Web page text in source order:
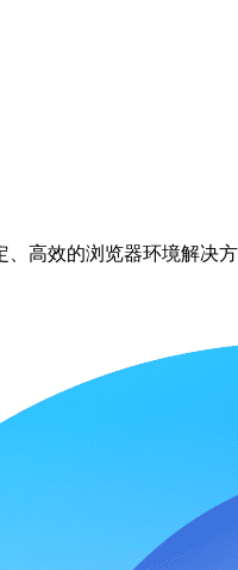
、高效的浏览器环境解决方